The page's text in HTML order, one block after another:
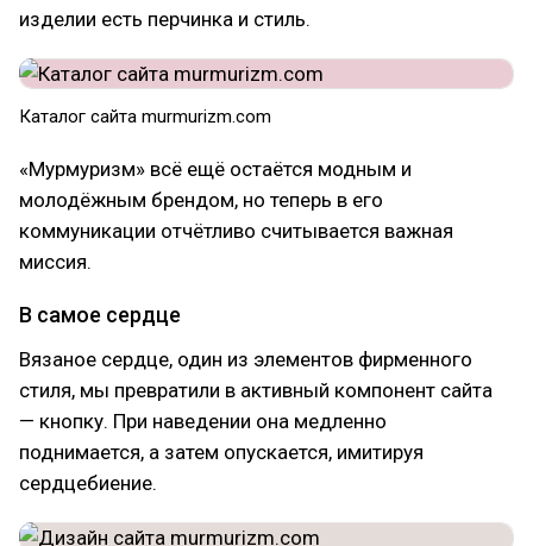
изделии есть перчинка и стиль.
Каталог сайта murmurizm.com
«Мурмуризм» всё ещё остаётся модным и
молодёжным брендом, но теперь в его
коммуникации отчётливо считывается важная
миссия.
В самое сердце
Вязаное сердце, один из элементов фирменного
стиля, мы превратили в активный компонент сайта
— кнопку. При наведении она медленно
поднимается, а затем опускается, имитируя
сердцебиение.